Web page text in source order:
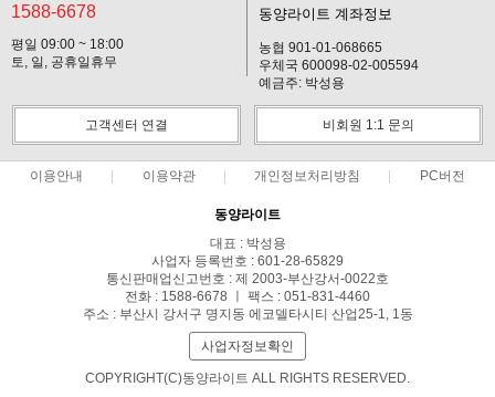
1588-6678
평일 09:00 ~ 18:00
토, 일, 공휴일휴무
동양라이트 계좌정보
농협 901-01-068665
우체국 600098-02-005594
예금주: 박성용
고객센터 연결 비회원 1:1 문의
이용안내 이용약관 개인정보처리방침 PC버전
동양라이트
대표 : 박성용
사업자 등록번호 : 601-28-65829
통신판매업신고번호 : 제 2003-부산강서-0022호
전화 : 1588-6678 ㅣ 팩스 : 051-831-4460
주소 : 부산시 강서구 명지동 에코델타시티 산업25-1, 1동
사업자정보확인
COPYRIGHT(C)동양라이트 ALL RIGHTS RESERVED.